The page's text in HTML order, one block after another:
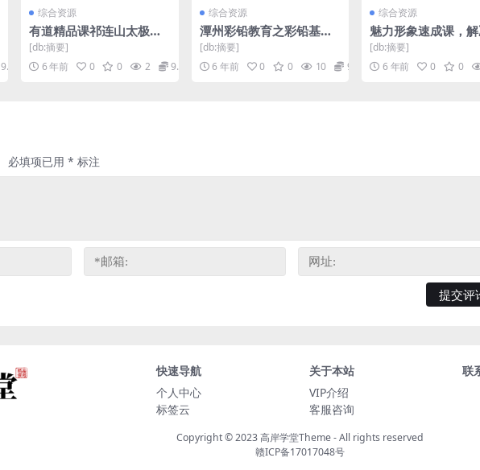
9.9
综合资源
有道精品课祁连山太极英
语3.0
[db:摘要]
6 年前
0 0 2 9.9
综合资源
潭州彩铅教育之彩铅基础
（视频）百度网盘
[db:摘要]
6 年前
0 0 10 9.9
综合资源
魅力形象速成课，
9%场合造型问题！
结）（千聊）百度
[db:摘要]
6 年前
0 0
必填项已用 * 标注
快速导航
个人中心
标签云
关于本站
VIP介绍
客服咨询
联
Copyright © 2023高岸学堂Theme- All rights reserved
赣ICP备17017048号